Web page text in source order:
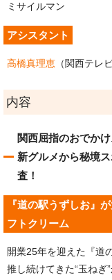
ミサイルマン
アシスタント
高橋真理恵 （関西テレ
内容
関西屈指のおでか
新グルメから秘境
査！
『道の駅うずしお』
フトクリーム
開業25年を迎えた『道
推し続けてきた“玉ねぎ